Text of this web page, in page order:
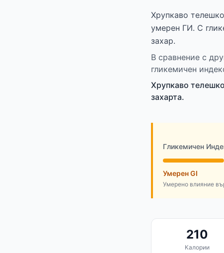
Хрупкаво
умерен ГИ. С
захар.
В сравнение с
гликемичен
Хрупкаво
захарта.
Гликемичен
Умерен GI
Умерено влияние
210
Калории